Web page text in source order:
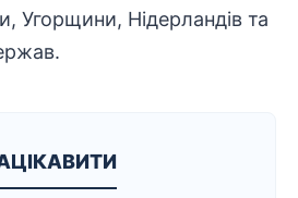
Угорщини, Нідерландів та